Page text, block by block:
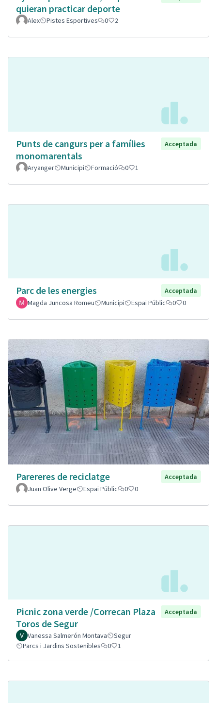
quieran practicar deporte
Alex Pistes Esportives 0 2
Punts de cangurs per a famílies
monomarentals
Acceptada
Aryanger Municipi Formació 0 1
Parc de les energies
Acceptada
Magda Juncosa Romeu
Municipi Espai Públic 0 0
Parereres de reciclatge
Acceptada
Juan Olive Verge
Espai Públic 0 0
Picnic zona verde /Correcan Plaza
Toros de Segur
Acceptada
Vanessa Salmerón Montava
Segur
Parcs i Jardins Sostenibles
0 1